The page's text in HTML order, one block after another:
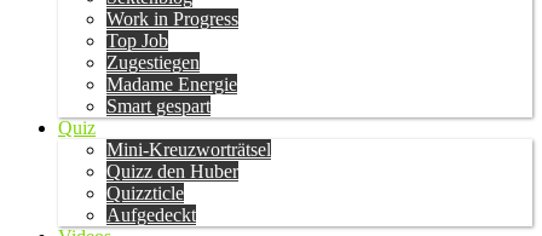
Work in Progress
Top Job
Zugestiegen
Madame Energie
Smart gespart
Quiz
Mini-Kreuzworträtsel
Quizz den Huber
Quizzticle
Aufgedeckt